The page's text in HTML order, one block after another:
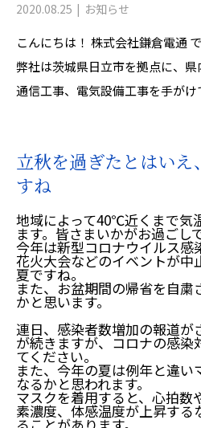
2020.08.25 お知らせ
こんにちは！ 株式会社鎌倉電通
弊社は茨城県日立市を拠点に、
通信工事、電気設備工事を手がけ
立秋を過ぎたとはいえ
すね
地域によって40℃近くまで気
ます。皆さまいかがお過ごし
今年は新型コロナウイルス感
花火大会などのイベントが中
夏ですね。
また、お盆期間の帰省を自粛
かと思います。
連日、感染者数増加の報道が
が続きますが、コロナの感染
てください。
また、今年の夏は例年と違い
なるかと思われます。
マスクを着用すると、心拍数
素濃度、体感温度が上昇する